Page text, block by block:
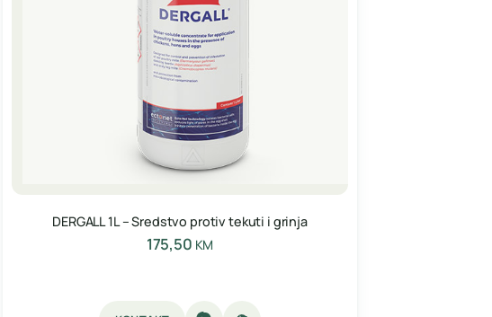
DERGALL 1L – Sredstvo protiv tekuti i grinja
175,50 KM